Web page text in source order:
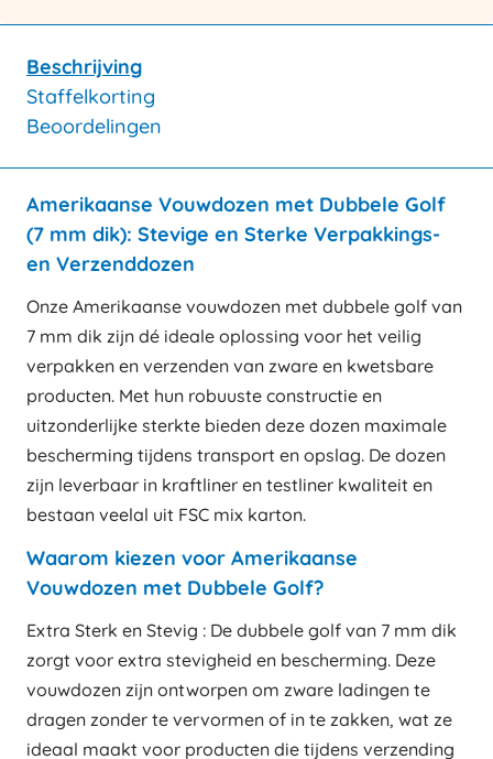
Beschrijving
Staffelkorting
Beoordelingen
Amerikaanse Vouwdozen met Dubbele Golf
(7 mm dik): Stevige en Sterke Verpakkings-
en Verzenddozen
Onze Amerikaanse vouwdozen met dubbele golf van
7 mm dik zijn dé ideale oplossing voor het veilig
verpakken en verzenden van zware en kwetsbare
producten. Met hun robuuste constructie en
uitzonderlijke sterkte bieden deze dozen maximale
bescherming tijdens transport en opslag. De dozen
zijn leverbaar in kraftliner en testliner kwaliteit en
bestaan veelal uit FSC mix karton.
Waarom kiezen voor Amerikaanse
Vouwdozen met Dubbele Golf?
Extra Sterk en Stevig : De dubbele golf van 7 mm dik
zorgt voor extra stevigheid en bescherming. Deze
vouwdozen zijn ontworpen om zware ladingen te
dragen zonder te vervormen of in te zakken, wat ze
ideaal maakt voor producten die tijdens verzending